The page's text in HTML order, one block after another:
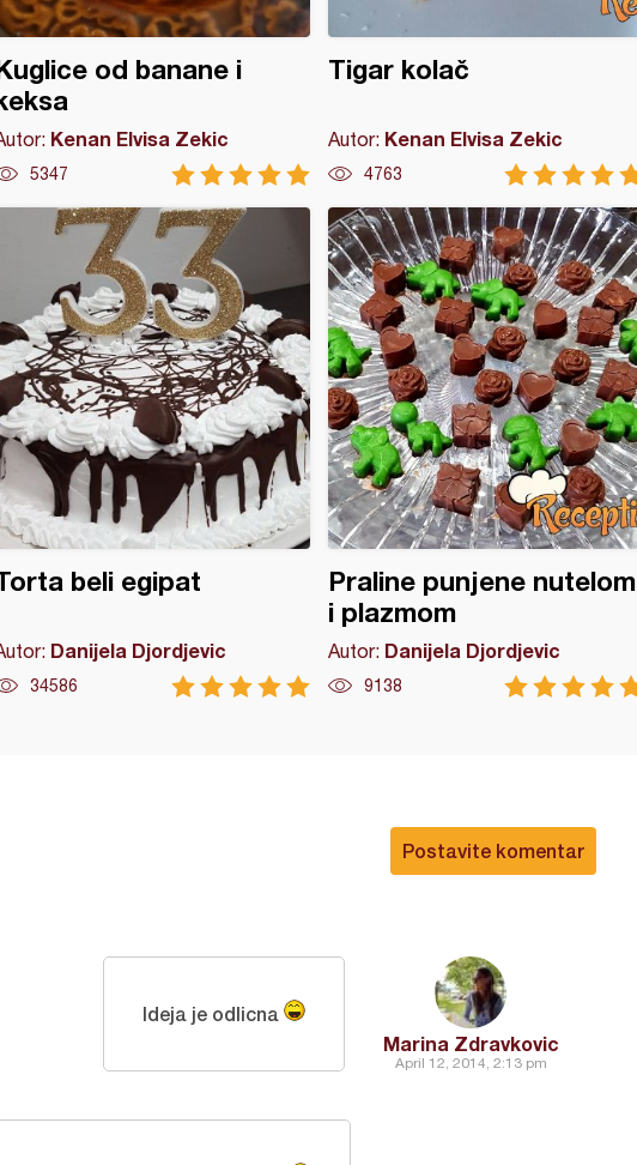
od banane i
Kenan Elvisa Zekic
5347
Tigar kolač
Autor: Kenan Elvisa Zekic
4763
beli egipat
Danijela Djordjevic
34586
Praline punjene nutelom
i plazmom
Autor: Danijela Djordjevic
9138
Postavite komentar
Marina Zdravkovic
April 12, 2014, 2:13 pm
Ideja je odlicna